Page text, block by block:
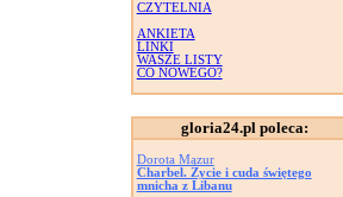
CZYTELNIA
ANKIETA
LINKI
WASZE LISTY
CO NOWEGO?
gloria24.pl poleca:
Dorota Mazur
Charbel. Życie i cuda świętego
mnicha z Libanu